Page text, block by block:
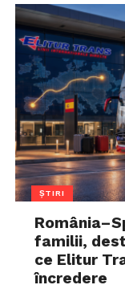
ȘTIRI
familii,
ce Elitur
încredere